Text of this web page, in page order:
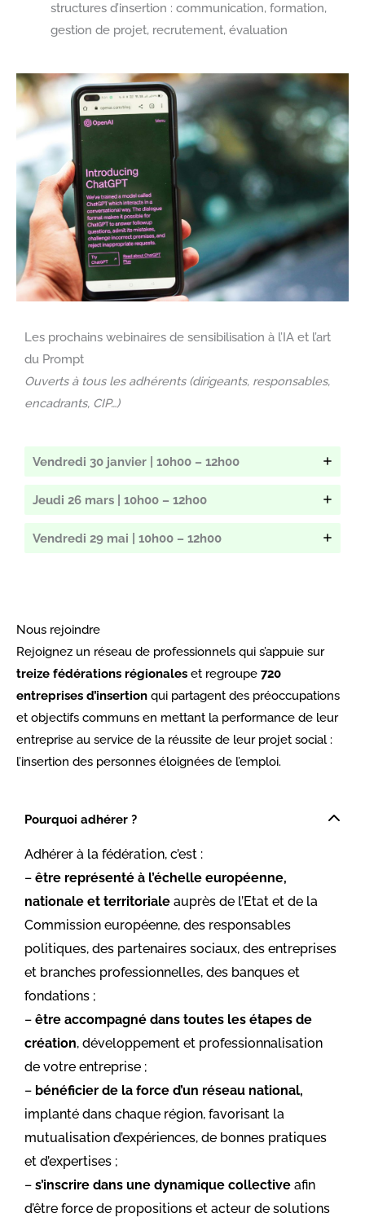
structures d’insertion : communication, formation,
gestion de projet, recrutement, évaluation
Les prochains webinaires de sensibilisation à l’IA et l’art
du Prompt
Ouverts à tous les adhérents (dirigeants, responsables,
encadrants, CIP…)
Vendredi 30 janvier | 10h00 – 12h00
Jeudi 26 mars | 10h00 – 12h00
Vendredi 29 mai | 10h00 – 12h00
Nous rejoindre
Rejoignez un réseau de professionnels qui s’appuie sur
treize fédérations régionales et regroupe 720
entreprises d’insertion qui partagent des préoccupations
et objectifs communs en mettant la performance de leur
entreprise au service de la réussite de leur projet social :
l’insertion des personnes éloignées de l’emploi.
Pourquoi adhérer ?
Adhérer à la fédération, c’est :
– être représenté à l’échelle européenne,
nationale et territoriale auprès de l’Etat et de la
Commission européenne, des responsables
politiques, des partenaires sociaux, des entreprises
et branches professionnelles, des banques et
fondations ;
– être accompagné dans toutes les étapes de
création, développement et professionnalisation
de votre entreprise ;
– bénéficier de la force d’un réseau national,
implanté dans chaque région, favorisant la
mutualisation d’expériences, de bonnes pratiques
et d’expertises ;
– s’inscrire dans une dynamique collective afin
d’être force de propositions et acteur de solutions